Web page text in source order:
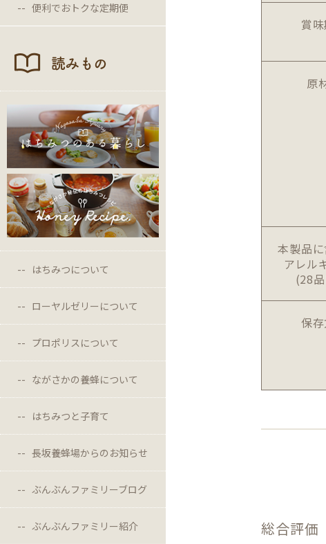
便利でおトクな定期便
読みもの
はちみつについて
ローヤルゼリーについて
プロポリスについて
ながさかの養蜂について
はちみつと子育て
長坂養蜂場からのお知らせ
ぶんぶんファミリーブログ
ぶんぶんファミリー紹介
賞
原
本製品
アレル
(28
保